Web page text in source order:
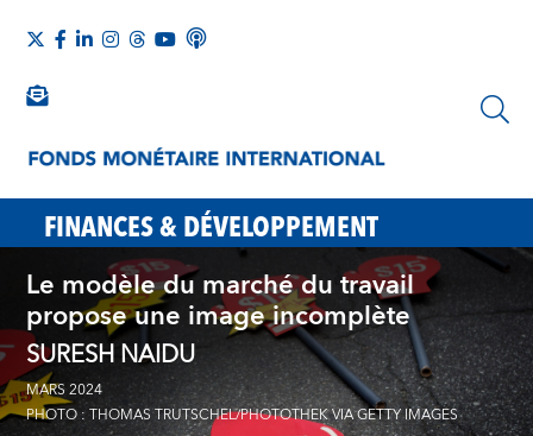
FINANCES & DÉVELOPPEMENT
Le modèle du marché du travail
propose une image incomplète
SURESH NAIDU
MARS 2024
PHOTO : THOMAS TRUTSCHEL/PHOTOTHEK VIA GETTY IMAGES